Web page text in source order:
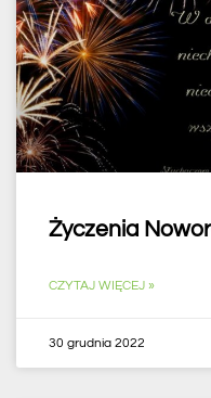
Życzenia
CZYTAJ WIĘCEJ »
30 grudnia 2022